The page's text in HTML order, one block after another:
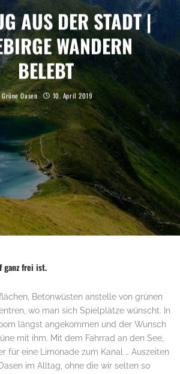
AUS DER STADT |
WANDERN
BELEBT
Grüne Oasen 10. April 2019
ganz frei ist.
Betonwüsten anstelle von grünen
wo man sich Spielplätze wünscht. In
längst angekommen und der Wunsch
mit ihm. Mit dem Fahrrad an den See,
für eine Limonade zum Kanal … Auszeiten
im Alltag, ohne die wir selten so